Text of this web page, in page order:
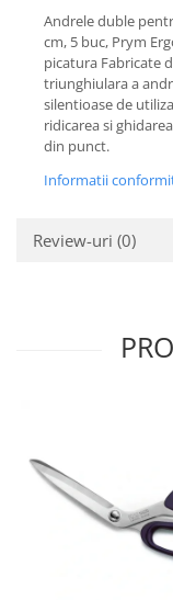
Andrele duble
cm, 5 buc, Prym
picatura Fabricate
triunghiulara a
silentioase de
ridicarea si
din punct.
Informatii
Review-uri (0)